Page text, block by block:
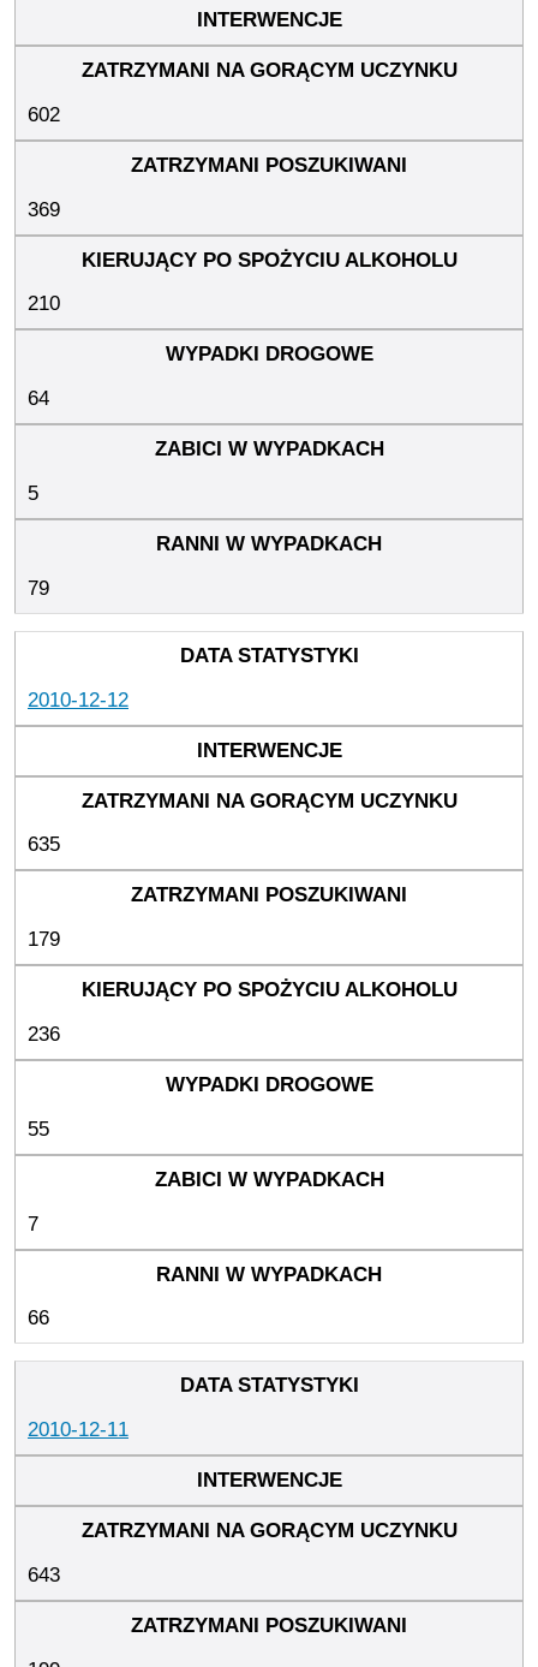
602
369
210
64
5
79
2010-12-12
635
179
236
55
7
66
2010-12-11
643